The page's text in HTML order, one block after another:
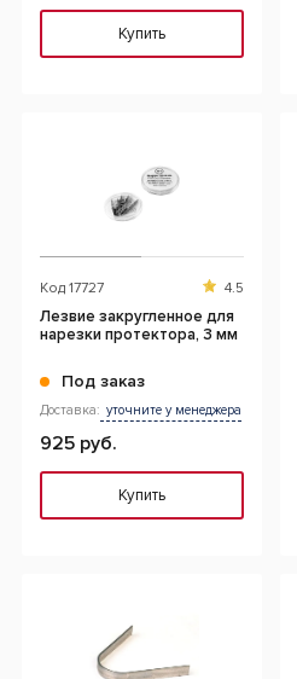
Купить
Код 17727 4.5
Лезвие закругленное для
нарезки протектора, 3 мм
Под заказ
Доставка: уточните у менеджера
925 руб.
Купить